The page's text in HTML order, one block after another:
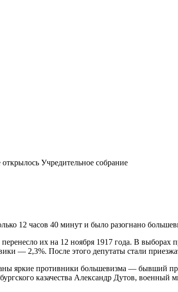
Учредительное собрание
12 часов 40 минут и было разогнано
их на 12 ноября 1917 года. В выборах
— 2,3%. После этого депутаты стали
яркие противники большевизма — бывший
казачества Александр Дутов, военный